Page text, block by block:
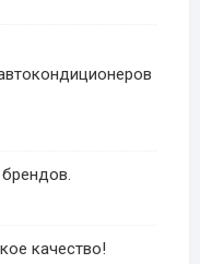
качество!